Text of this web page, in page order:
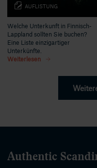
AUFLISTUNG
Welche Unterkunft in Finnisch-
Lappland sollten Sie buchen?
Eine Liste einzigartiger
Unterkünfte.
Weiterlesen
Authentic